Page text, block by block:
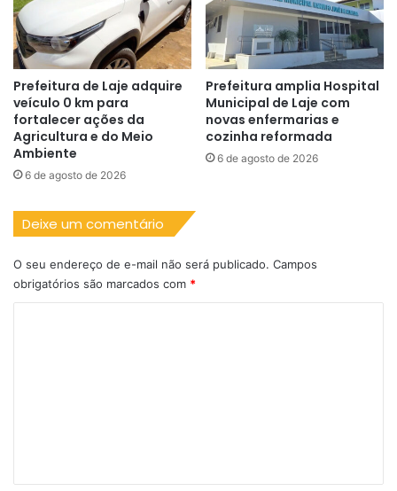
Prefeitura de Laje adquire
veículo 0 km para
fortalecer ações da
Agricultura e do Meio
Ambiente
6 de agosto de 2026
Prefeitura amplia Hospital
Municipal de Laje com
novas enfermarias e
cozinha reformada
6 de agosto de 2026
Deixe um comentário
O seu endereço de e-mail não será publicado. Campos
obrigatórios são marcados com *